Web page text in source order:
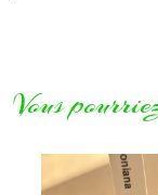
Vous